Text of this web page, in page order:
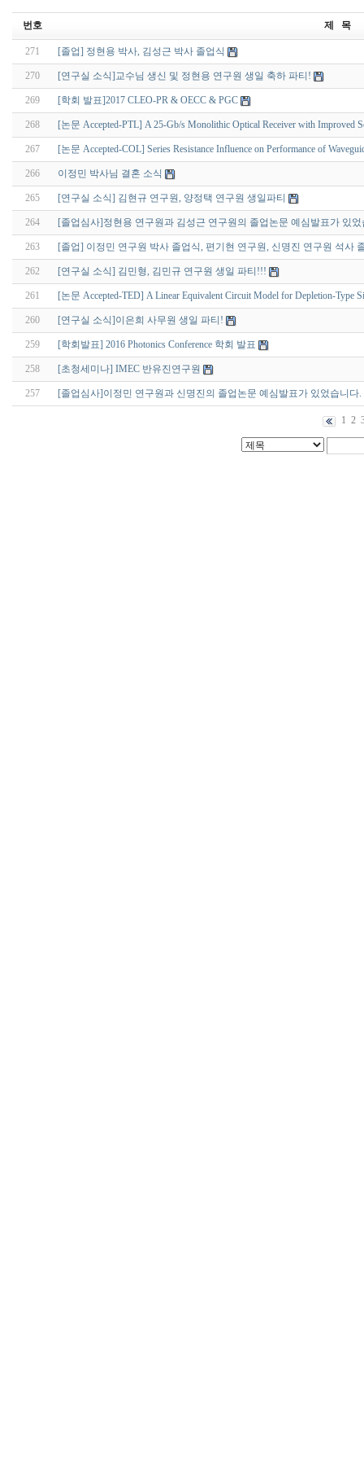
번호 제 목
271 [졸업] 정현용 박사, 김성근 박사 졸업식
270 [연구실 소식]교수님 생신 및 정현용 연구원 생일 축하 파티!
269 [학회 발표]2017 CLEO-PR & OECC & PGC
268 [논문 Accepted-PTL] A 25-Gb/s Monolithic Optical Receiver with Improved
267 [논문 Accepted-COL] Series Resistance Influence on Performance of
266 이정민 박사님 결혼 소식
265 [연구실 소식] 김현규 연구원, 양정택 연구원 생일파티
264 [졸업심사]정현용 연구원과 김성근 연구원의 졸업논문 예심발표가 있었
263 [졸업] 이정민 연구원 박사 졸업식, 편기현 연구원, 신명진 연구원 석사
262 [연구실 소식] 김민형, 김민규 연구원 생일 파티!!!
261 [논문 Accepted-TED] A Linear Equivalent Circuit Model for Depletion-Type
260 [연구실 소식]이은희 사무원 생일 파티!
259 [학회발표] 2016 Photonics Conference 학회 발표
258 [초청세미나] IMEC 반유진연구원
257 [졸업심사]이정민 연구원과 신명진의 졸업논문 예심발표가 있었습니다.
1 2